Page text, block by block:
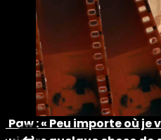
Paw : « Peu importe où je